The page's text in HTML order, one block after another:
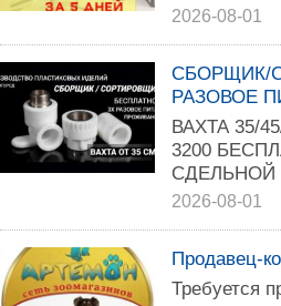
2026-08-01
СБОРЩИК/
РАЗОВОЕ
ВАХТА 35/
3200
СДЕЛЬНОЙ
2026-08-01
Продавец-
Требуется